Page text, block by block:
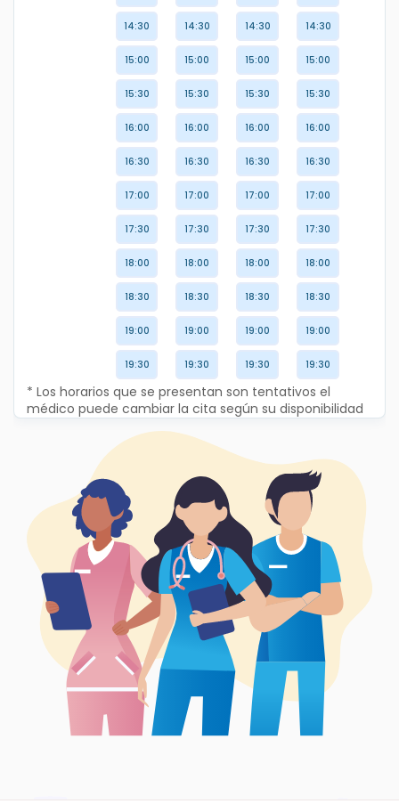
14:30
15:00
15:30
16:00
16:30
17:00
17:30
18:00
18:30
19:00
19:30
14:30
15:00
15:30
16:00
16:30
17:00
17:30
18:00
18:30
19:00
19:30
14:30
15:00
15:30
16:00
16:30
17:00
17:30
18:00
18:30
19:00
19:30
14:30
15:00
15:30
16:00
16:30
17:00
17:30
18:00
18:30
19:00
19:30
* Los horarios que se presentan son tentativos el
médico puede cambiar la cita según su disponibilidad